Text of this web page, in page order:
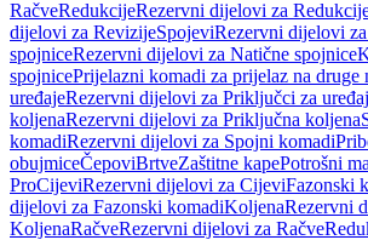
RačveRedukcijeRezervni dijelovi za
dijelovi za RevizijeSpojeviRezervni dijelovi
spojniceRezervni dijelovi za Natične spojnice
spojnicePrijelazni komadi za prijelaz na druge
uređajeRezervni dijelovi za Priključci za
koljenaRezervni dijelovi za Priključna koljena
komadiRezervni dijelovi za Spojni komadi
obujmiceČepoviBrtveZaštitne kapePotrošni
ProCijeviRezervni dijelovi za CijeviFazonski
dijelovi za Fazonski komadiKoljenaRezervni
KoljenaRačveRezervni dijelovi za Račve